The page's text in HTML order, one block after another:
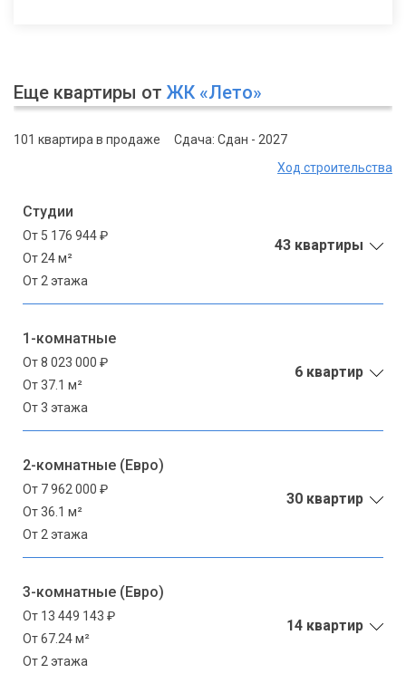
Еще квартиры от ЖК «Лето»
101 квартира в продаже
Сдача: Сдан - 2027
Ход строительства
Студии
От 5 176 944 ₽
От 24 м²
От 2 этажа
43 квартиры
1-комнатные
От 8 023 000 ₽
От 37.1 м²
От 3 этажа
6 квартир
2-комнатные (Евро)
От 7 962 000 ₽
От 36.1 м²
От 2 этажа
30 квартир
3-комнатные (Евро)
От 13 449 143 ₽
От 67.24 м²
От 2 этажа
14 квартир